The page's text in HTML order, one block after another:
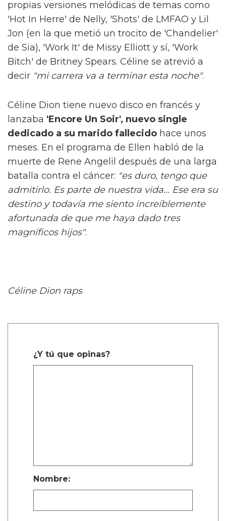
propias versiones melódicas de temas como
'Hot In Herre' de Nelly, 'Shots' de LMFAO y Lil
Jon (en la que metió un trocito de 'Chandelier'
de Sia), 'Work It' de Missy Elliott y sí, 'Work
Bitch' de Britney Spears. Céline se atrevió a
decir "mi carrera va a terminar esta noche".
Céline Dion tiene nuevo disco en francés y
lanzaba 'Encore Un Soir', nuevo single
dedicado a su marido fallecido hace unos
meses. En el programa de Ellen habló de la
muerte de Rene Angelil después de una larga
batalla contra el cáncer: "es duro, tengo que
admitirlo. Es parte de nuestra vida... Ese era su
destino y todavía me siento increíblemente
afortunada de que me haya dado tres
magníficos hijos".
Céline Dion raps
¿Y tú que opinas?
Nombre: